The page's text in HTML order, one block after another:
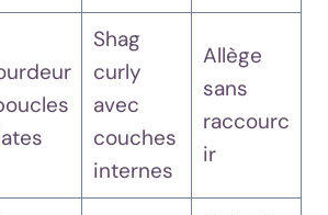
Shag
curly
avec
couches
internes
Allège
sans
raccourc
ir